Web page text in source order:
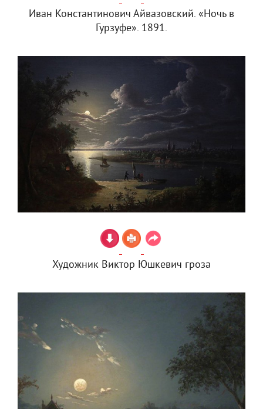
Иван Константинович Айвазовский. «Ночь в
Гурзуфе». 1891.
Художник Виктор Юшкевич гроза